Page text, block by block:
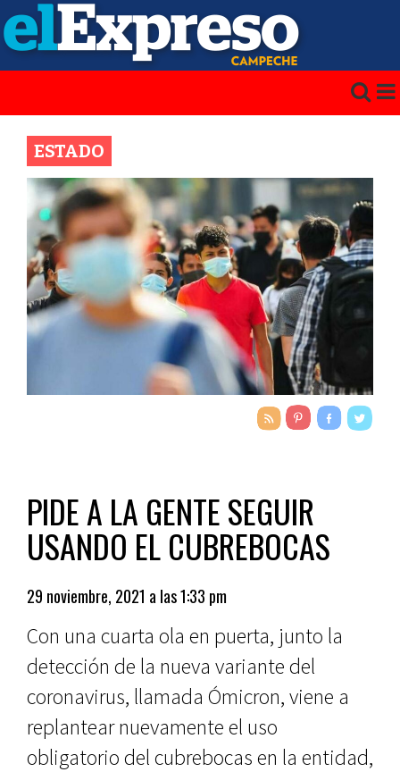
ESTADO
PIDE A LA GENTE SEGUIR
USANDO EL CUBREBOCAS
29 noviembre, 2021 a las 1:33 pm
Con una cuarta ola en puerta, junto la
detección de la nueva variante del
coronavirus, llamada Ómicron, viene a
replantear nuevamente el uso
obligatorio del cubrebocas en la entidad,